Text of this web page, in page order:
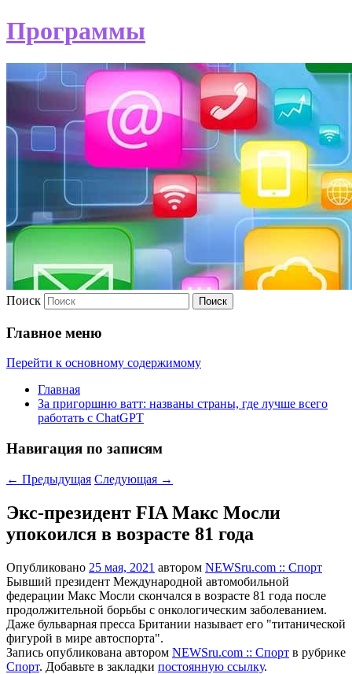
Программы
Поиск
Главное меню
Перейти к основному содержимому
Главная
За пригоршню ватт: названы страны, где лучше всего
работать с ChatGPT
Навигация по записям
← Предыдущая Следующая →
Экс-президент FIA Макс Мосли
упокоился в возрасте 81 года
Опубликовано 25 мая, 2021 автором NEWSru.com :: Спорт
Бывший президент Международной автомобильной
федерации Макс Мосли скончался в возрасте 81 года после
продолжительной борьбы с онкологическим заболеванием.
Даже бульварная пресса Британии называет его "титанической
фигурой в мире автоспорта".
Запись опубликована автором NEWSru.com :: Спорт в рубрике
Спорт. Добавьте в закладки постоянную ссылку.